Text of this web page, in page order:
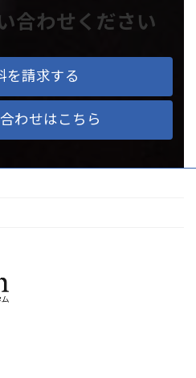
合わせください
を請求する
わせはこちら